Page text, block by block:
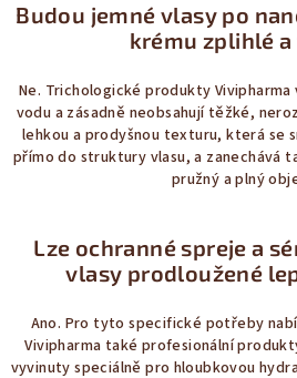
Budou jemné vlasy po
krému zplihlé a
Ne. Trichologické produkty
vodu a zásadně neobsahují těžké,
lehkou a prodyšnou texturu, která se
přímo do struktury vlasu, a zanechává
pružný a plný
Lze ochranné spreje a
vlasy prodloužené
Ano. Pro tyto specifické potřeby
Vivipharma také profesionální
vyvinuty speciálně pro hloubkovou